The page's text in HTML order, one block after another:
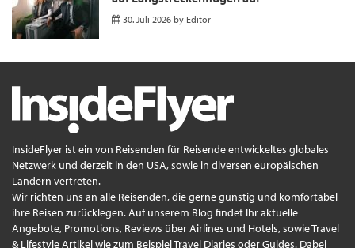
30. Juli 2026 by Editor
InsideFlyer ist ein von Reisenden für Reisende entwickeltes globales
Netzwerk und derzeit in den USA, sowie in diversen europäischen
Ländern vertreten.
Wir richten uns an alle Reisenden, die gerne günstig und komfortabel
ihre Reisen zurücklegen. Auf unserem Blog findet Ihr aktuelle
Angebote, Promotions, Reviews über Airlines und Hotels, sowie Travel
& Lifestyle Artikel wie zum Beispiel Travel Diaries oder Guides. Dabei